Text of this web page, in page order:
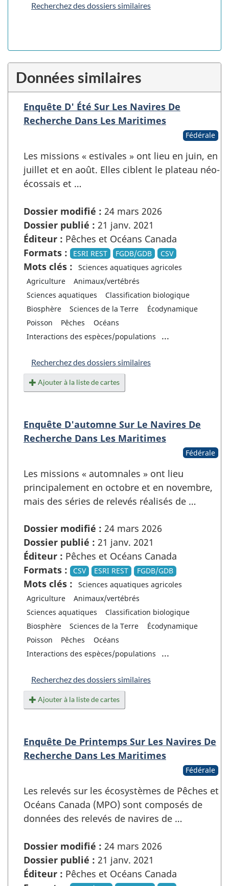
Recherchez des dossiers similaires
Données similaires
Enquête D' Été Sur Les Navires De
Recherche Dans Les Maritimes
Fédérale
Les missions « estivales » ont lieu en juin, en
juillet et en août. Elles ciblent le plateau néo-
écossais et …
Dossier modifié : 24 mars 2026
Dossier publié : 21 janv. 2021
Éditeur : Pêches et Océans Canada
Formats :
ESRI REST FGDB/GDB CSV
Mots clés :
Sciences aquatiques agricoles
Agriculture
Animaux/vertébrés
Sciences aquatiques
Classification biologique
Biosphère
Sciences de la Terre
Écodynamique
Poisson
Pêches
Océans
Interactions des espèces/populations
...
Recherchez des dossiers similaires
Ajouter à la liste de cartes
Enquête D'automne Sur Le Navires De
Recherche Dans Les Maritimes
Fédérale
Les missions « automnales » ont lieu
principalement en octobre et en novembre,
mais des séries de relevés réalisés de …
Dossier modifié : 24 mars 2026
Dossier publié : 21 janv. 2021
Éditeur : Pêches et Océans Canada
Formats :
CSV ESRI REST FGDB/GDB
Mots clés :
Sciences aquatiques agricoles
Agriculture
Animaux/vertébrés
Sciences aquatiques
Classification biologique
Biosphère
Sciences de la Terre
Écodynamique
Poisson
Pêches
Océans
Interactions des espèces/populations
...
Recherchez des dossiers similaires
Ajouter à la liste de cartes
Enquête De Printemps Sur Les Navires De
Recherche Dans Les Maritimes
Fédérale
Les relevés sur les écosystèmes de Pêches et
Océans Canada (MPO) sont composés de
données des relevés de navires de …
Dossier modifié : 24 mars 2026
Dossier publié : 21 janv. 2021
Éditeur : Pêches et Océans Canada